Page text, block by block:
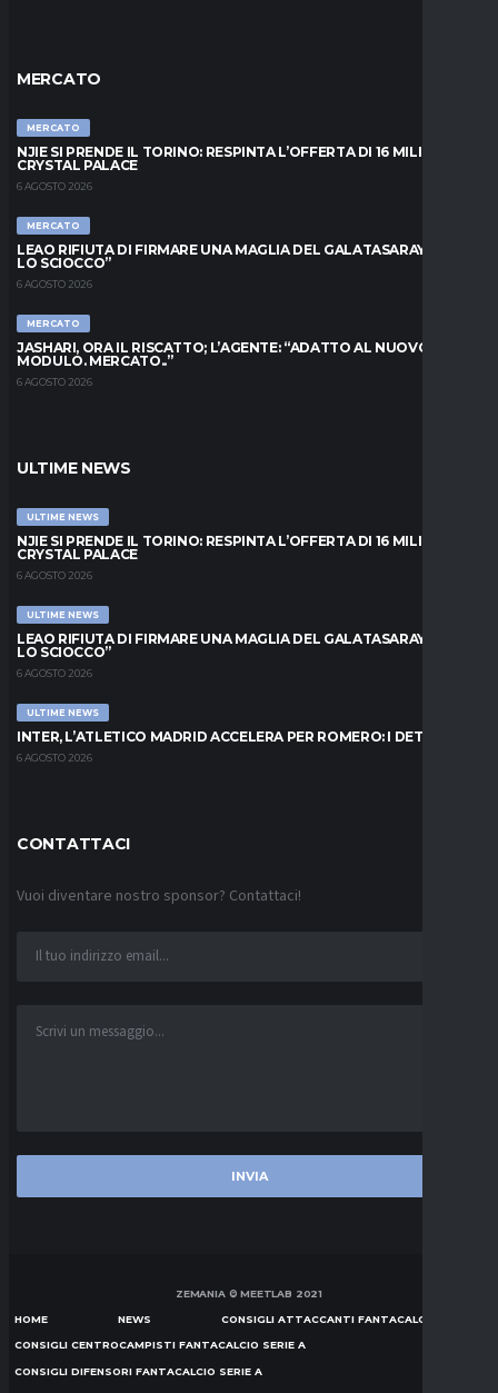
MERCATO
MERCATO
NJIE SI PRENDE IL TORINO: RESPINTA L’OFFERTA DI 16 MILIONI DAL
CRYSTAL PALACE
6 AGOSTO 2026
MERCATO
LEAO RIFIUTA DI FIRMARE UNA MAGLIA DEL GALATASARAY: “FAI
LO SCIOCCO”
6 AGOSTO 2026
MERCATO
JASHARI, ORA IL RISCATTO; L’AGENTE: “ADATTO AL NUOVO
MODULO. MERCATO..”
6 AGOSTO 2026
ULTIME NEWS
ULTIME NEWS
NJIE SI PRENDE IL TORINO: RESPINTA L’OFFERTA DI 16 MILIONI DAL
CRYSTAL PALACE
6 AGOSTO 2026
ULTIME NEWS
LEAO RIFIUTA DI FIRMARE UNA MAGLIA DEL GALATASARAY: “FAI
LO SCIOCCO”
6 AGOSTO 2026
ULTIME NEWS
INTER, L’ATLETICO MADRID ACCELERA PER ROMERO: I DETTAGLI
6 AGOSTO 2026
CONTATTACI
Vuoi diventare nostro sponsor? Contattaci!
ZEMANIA © MEETLAB 2021
HOME NEWS CONSIGLI ATTACCANTI FANTACALCIO SERIE A
CONSIGLI CENTROCAMPISTI FANTACALCIO SERIE A
CONSIGLI DIFENSORI FANTACALCIO SERIE A